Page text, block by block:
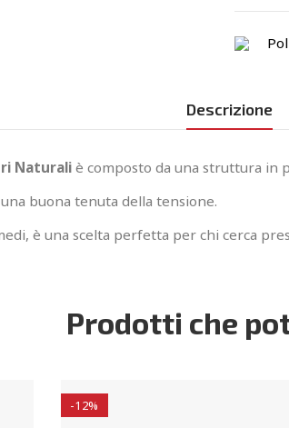
Descrizione
Naturaliè composto da una struttura in
buona tenuta della tensione.
è una scelta perfetta per chi cerca
Prodotti che
-12%